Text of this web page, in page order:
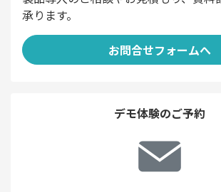
承ります。
お問合せフォームへ
デモ体験のご予約